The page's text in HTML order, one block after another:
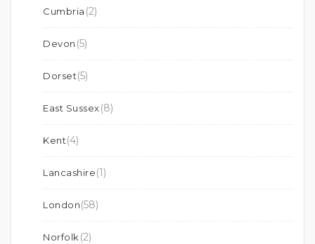
Cumbria (2)
Devon (5)
Dorset(5)
East Sussex(8)
Kent(4)
Lancashire(1)
London(58)
Norfolk (2)